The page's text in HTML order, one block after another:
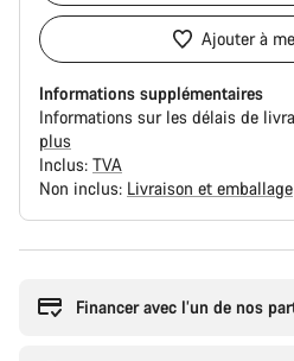
Ajouter à
Informations supplémentaires
Informations sur les délais de
plus
Inclus: TVA
Non inclus: Livraison et emballage
Financer avec l’un de nos